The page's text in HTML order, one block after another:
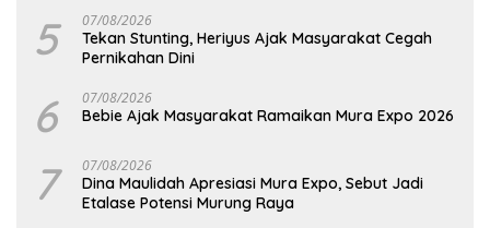
5 07/08/2026
Tekan Stunting, Heriyus Ajak Masyarakat Cegah
Pernikahan Dini
6 07/08/2026
Bebie Ajak Masyarakat Ramaikan Mura Expo 2026
7 07/08/2026
Dina Maulidah Apresiasi Mura Expo, Sebut Jadi
Etalase Potensi Murung Raya